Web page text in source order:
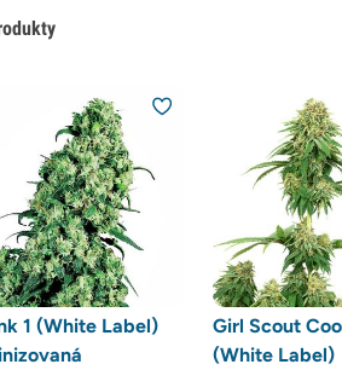
1 (White Label)
Girl Scout
(White Label)